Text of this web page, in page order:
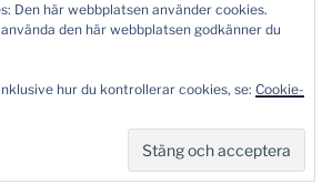
Den här webbplatsen använder cookies.
den här webbplatsen godkänner du
hur du kontrollerar cookies, se: Cookie-